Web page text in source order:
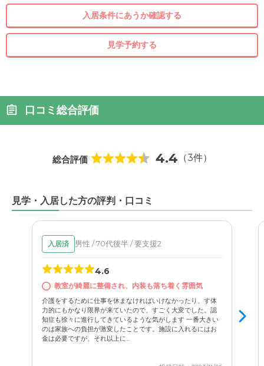
入居条件にあうか確認する
見学予約する
口コミ総合評価
総合評価 4.4 （3件）
見学・入居した方の評判・口コミ
入居済 男性 / 70代後半 / 要支援2
4.6
教室が綺麗に整備され、内装も落ち着く雰囲気
介護をするために仕事を休まなければいけなかったり、す体
力的にもかなり限界が来ていたので、すごく大変でした。認
知症も徐々に進行してきているような気がします 一番大きい
のは家族への負担が激変したことです。施設に入れるにはお
金は必要ですが、それ以上に...